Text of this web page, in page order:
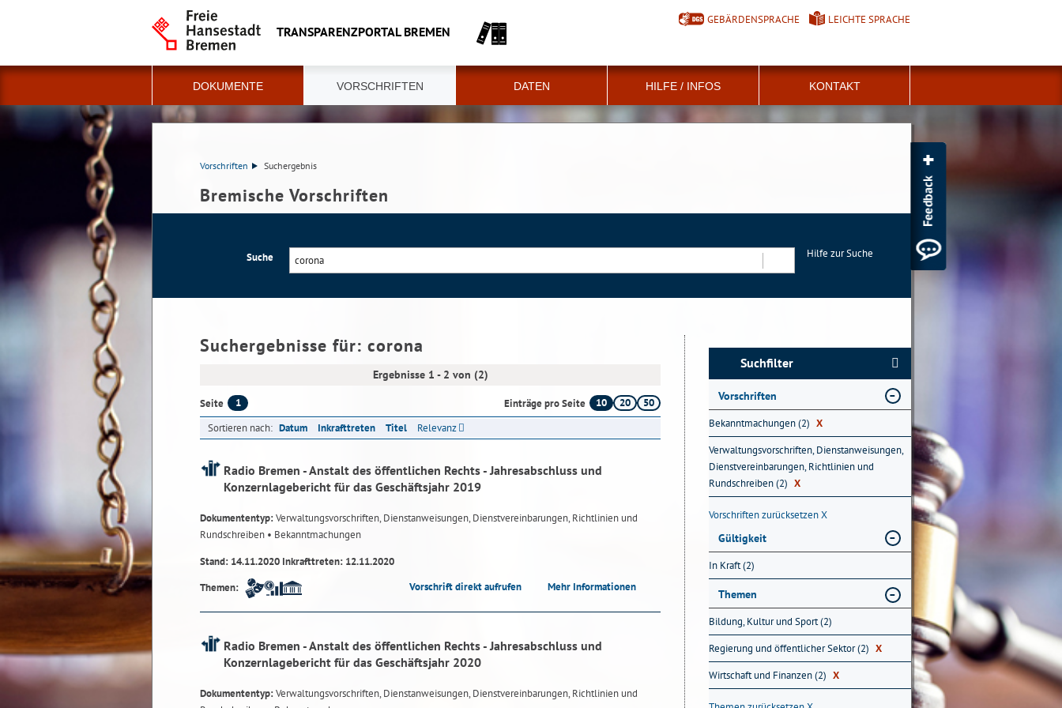
TRANSPARENZPORTAL BREMEN
GEBÄRDENSPRACHE LEICHTE SPRACHE
DOKUMENTE VORSCHRIFTEN DATEN HILFE / INFOS KONTAKT
Vorschriften Suchergebnis
Bremische Vorschriften
Suche
Hilfe zur Suche
Suchergebnisse für: corona
Ergebnisse 1 - 2 von (2)
Seite 1 Einträge pro Seite 10 20
50
Sortieren nach: Datum Inkrafttreten Titel Relevanz
Radio Bremen - Anstalt des öffentlichen Rechts - Jahresabschluss und
Konzernlagebericht für das Geschäftsjahr 2019
Dokumententyp:Verwaltungsvorschriften, Dienstanweisungen, Dienstvereinbarungen, Richtlinien und
Rundschreiben • Bekanntmachungen
Stand: 14.11.2020 Inkrafttreten: 12.11.2020
Themen:
Vorschrift direkt aufrufen Mehr Informationen
Radio Bremen - Anstalt des öffentlichen Rechts - Jahresabschluss und
Konzernlagebericht für das Geschäftsjahr 2020
Dokumententyp:Verwaltungsvorschriften, Dienstanweisungen, Dienstvereinbarungen, Richtlinien und
Suchfilter
Vorschriften
Bekanntmachungen (2) X
Verwaltungsvorschriften, Dienstanweisungen,
Dienstvereinbarungen, Richtlinien und
Rundschreiben (2) X
Vorschriften zurücksetzenX
Gültigkeit
In Kraft (2)
Themen
Bildung, Kultur und Sport (2)
Regierung und öffentlicher Sektor (2) X
Wirtschaft und Finanzen (2) X